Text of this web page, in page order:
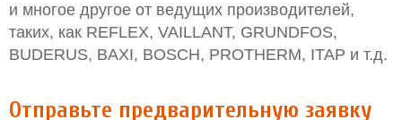
и многое другое от ведущих производителей,
таких, как REFLEX, VAILLANT, GRUNDFOS,
BUDERUS, BAXI, BOSCH, PROTHERM, ITAP и т.д.
Отправьте предварительную заявку